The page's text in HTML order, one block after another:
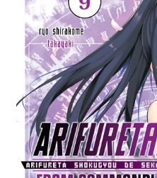
Size :
A-
16 A+